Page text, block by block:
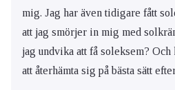
mig. Jag har även tidigare fått
att jag smörjer in mig med
jag undvika att få soleksem? Och
att återhämta sig på bästa sätt